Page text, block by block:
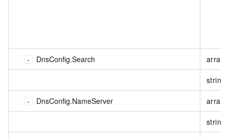
DnsConfig.Search array
string
DnsConfig.NameServer array
string